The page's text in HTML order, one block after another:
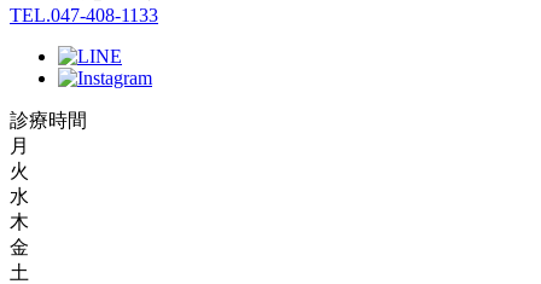
TEL.047-408-1133
診療時間
月
火
水
木
金
土